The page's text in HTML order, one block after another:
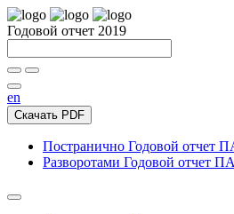
Годовой отчет 2019
en
Скачать PDF
Постранично Годовой отчет
Разворотами Годовой отчет